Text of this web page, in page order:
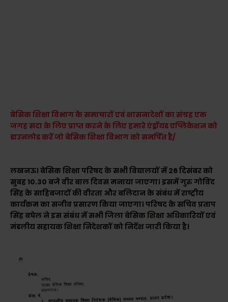
बेसिक शिक्षा विभाग के समाचारों एवं शासनादेशों का संग्रह एक
जगह सदा के लिए प्राप्त करने के लिए हमारे एंड्रॉयड एप्लिकेशन को
डाउनलोड करें जो बेसिक शिक्षा विभाग को समर्पित है/
लखनऊ। बेसिक शिक्षा परिषद के सभी विद्यालयों में 26 दिसंबर को
सुबह 10.30 बजे वीर बाल दिवस मनाया जाएगा। इसमें गुरु गोविंद
सिंह के साहिबजादों की वीरता और बलिदान के संबंध में राष्ट्रीय
कार्यक्रम का सजीव प्रसारण किया जाएगा। परिषद के सचिव प्रताप
सिंह बघेल ने इस संबंध में सभी जिला बेसिक शिक्षा अधिकारियों एवं
मंडलीय सहायक शिक्षा निदेशकों को निर्देश जारी किया है।